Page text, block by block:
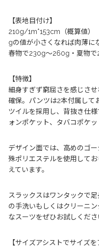
【表地目付け】
210g/1m*153cm（概算値）
gの値が小さくなれば肉薄に
春物で230g〜260g・夏物で
【特徴】
細身すぎず窮屈さを感じさ
確保。パンツは2本付属して
ツイルを採用し、背抜き仕
ォンポケット、タバコポケ
デザイン面では、高めのゴ
殊ポリエステルを使用して
えています。
スラックスはワンタックで
の手洗いもしくはクリーニ
なスーツをぜひお試しくださ
【サイズアシストでサイズを